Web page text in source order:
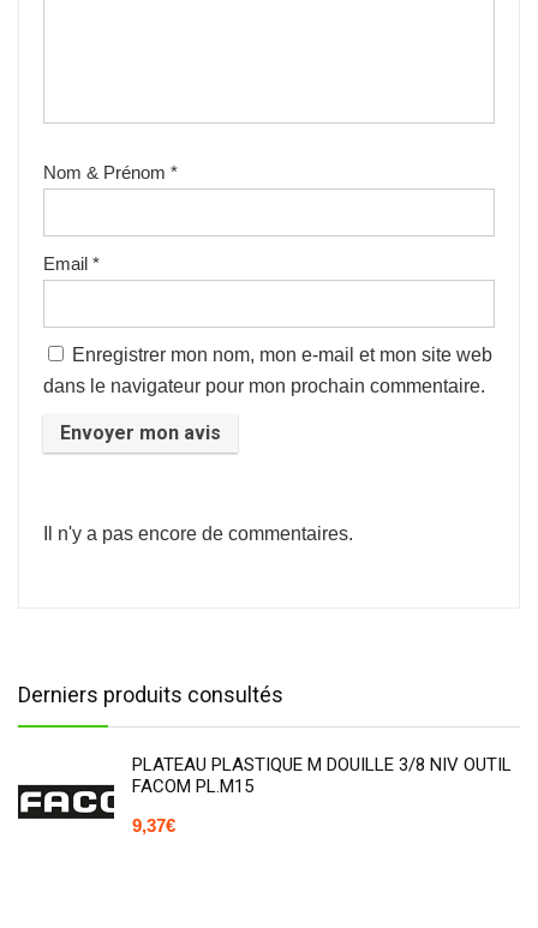
Nom & Prénom *
Email *
Enregistrer mon nom, mon e-mail et mon site web
dans le navigateur pour mon prochain commentaire.
Il n'y a pas encore de commentaires.
Derniers produits consultés
PLATEAU PLASTIQUE M DOUILLE 3/8 NIV OUTIL
FACOM PL.M15
9,37€